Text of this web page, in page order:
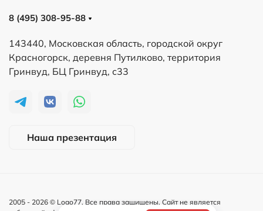
8 (495) 308-95-88
143440, Московская область, городской округ
Красногорск, деревня Путилково, территория
Гринвуд, БЦ Гринвуд, с33
Наша презентация
2005 - 2026 © Logo77. Все права защищены. Сайт не является